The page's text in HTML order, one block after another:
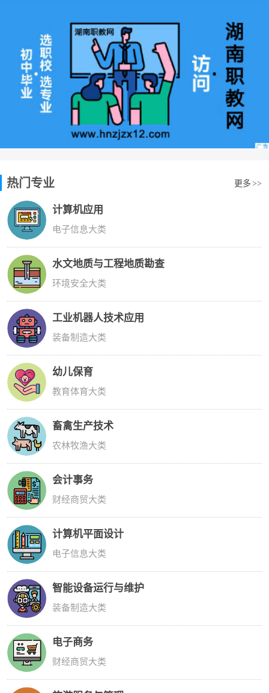
热门专业 更多 >>
计算机应用
电子信息大类
水文地质与工程地质勘查
环境安全大类
工业机器人技术应用
装备制造大类
幼儿保育
教育体育大类
畜禽生产技术
农林牧渔大类
会计事务
财经商贸大类
计算机平面设计
电子信息大类
智能设备运行与维护
装备制造大类
电子商务
财经商贸大类